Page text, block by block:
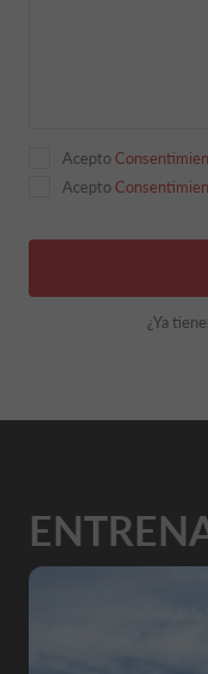
Acepto
Acepto
¿Ya